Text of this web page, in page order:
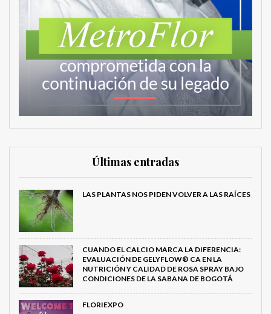
Últimas entradas
LAS PLANTAS NOS PIDEN VOLVER A LAS RAÍCES
CUANDO EL CALCIO MARCA LA DIFERENCIA:
EVALUACIÓN DE GELYFLOW® CA EN LA
NUTRICIÓN Y CALIDAD DE ROSA SPRAY BAJO
CONDICIONES DE LA SABANA DE BOGOTÁ
FLORIEXPO